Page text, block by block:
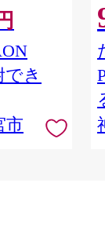
ングル
き 日用品
でき
市